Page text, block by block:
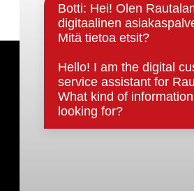
Päätöksenteko ja
Päätökset, esityslistat & pöytäkirjat